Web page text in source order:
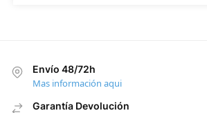
Envío 48/72h
Mas información aqui
Garantía Devolución